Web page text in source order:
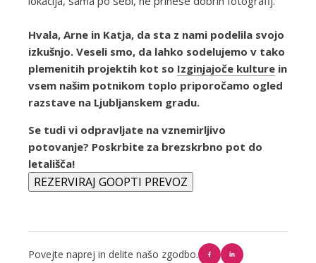
Hvala, Arne in Katja, da sta z nami podelila svojo
izkušnjo. Veseli smo, da lahko sodelujemo v tako
plemenitih projektih kot so Izginjajoče kulturein
vsem našim potnikom toplo priporočamo ogled
razstave na Ljubljanskem gradu.
Se tudi vi odpravljate na vznemirljivo
potovanje? Poskrbite za brezskrbno pot do
letališča!
REZERVIRAJ GOOPTI PREVOZ
Povejte naprej in delite našo zgodbo.